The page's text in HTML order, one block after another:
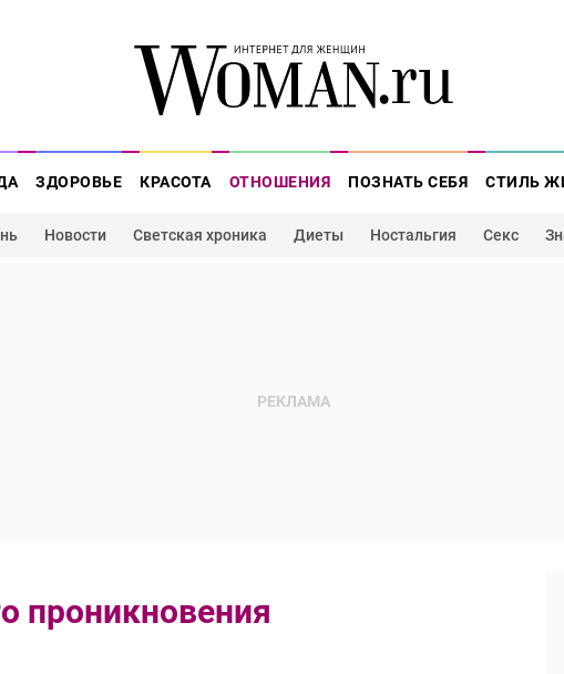
ЗДОРОВЬЕ КРАСОТА ОТНОШЕНИЯ ПОЗНАТЬ СЕБЯ СТИЛЬ
Новости Светская хроника Диеты Ностальгия Секс
проникновения